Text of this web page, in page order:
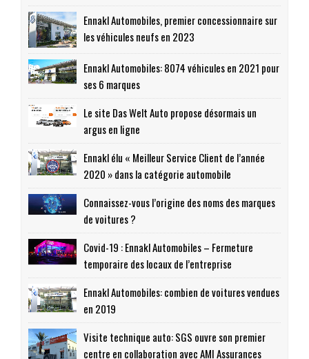
Ennakl Automobiles, premier concessionnaire sur
les véhicules neufs en 2023
Ennakl Automobiles: 8074 véhicules en 2021 pour
ses 6 marques
Le site Das Welt Auto propose désormais un
argus en ligne
Ennakl élu « Meilleur Service Client de l’année
2020 » dans la catégorie automobile
Connaissez-vous l’origine des noms des marques
de voitures ?
Covid-19 : Ennakl Automobiles – Fermeture
temporaire des locaux de l’entreprise
Ennakl Automobiles: combien de voitures vendues
en 2019
Visite technique auto: SGS ouvre son premier
centre en collaboration avec AMI Assurances